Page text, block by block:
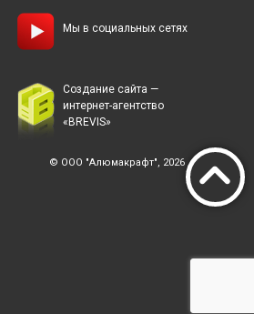
Мы в социальных сетях
Создание сайта —
интернет-агентство
«BREVIS»
© ООО "Алюмакрафт", 2026